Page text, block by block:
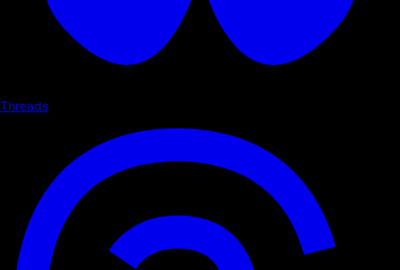
Threads